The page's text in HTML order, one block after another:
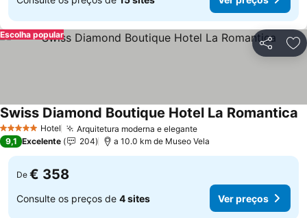
Partilhar
Escolha popular
5 Estrelas Hotel Arquitetura moderna e eleganteVer preços
Swiss Diamond Boutique Hotel La Romantica
9,1 Excelente 204 a 10.0 km de Museo Vela
De € 358
Consulte os preços de 4 sites Ver preços